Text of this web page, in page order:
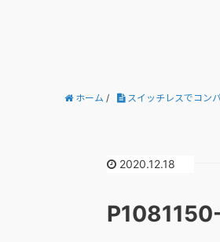
ホーム / スイッチレスでコン
2020.12.18